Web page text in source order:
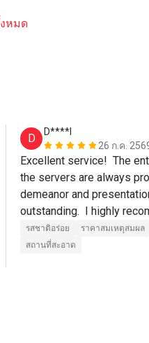
หมด
D
D****l
26 ก.ค.
Excellent service!  The
the servers are always
demeanor and
outstanding.  I highly
Cafe!  👍
รสชาติอร่อย ราคาสมเหตุสมผล
สถานที่สะอาด